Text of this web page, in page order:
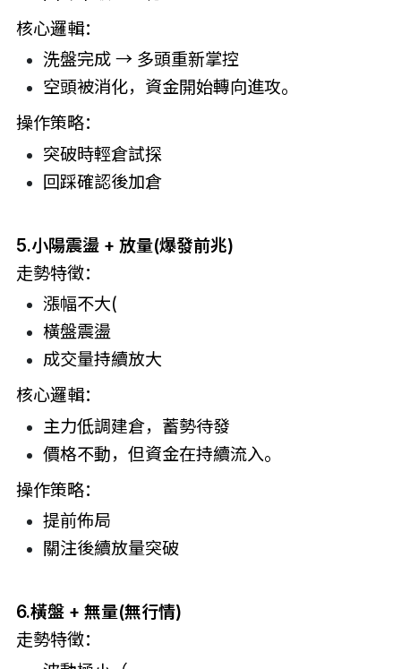
核心邏輯：
洗盤完成 → 多頭重新掌控
空頭被消化，資金開始轉向進攻。
操作策略：
突破時輕倉試探
回踩確認後加倉
5.小陽震盪 + 放量(爆發前兆)
走勢特徵：
漲幅不大(
橫盤震盪
成交量持續放大
核心邏輯：
主力低調建倉，蓄勢待發
價格不動，但資金在持續流入。
操作策略：
提前佈局
關注後續放量突破
6.橫盤 + 無量(無行情)
走勢特徵：